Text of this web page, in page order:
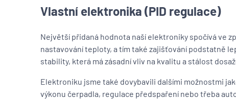
Vlastní elektronika (PID regulace)
Největší přidaná hodnota naší elektroniky spočívá ve
nastavování teploty, a tím také zajišťování podstatně
stability, která má zásadní vliv na kvalitu a stálost
Elektroniku jsme také dovybavili dalšími možnostmi
výkonu čerpadla, regulace předspaření nebo třeba